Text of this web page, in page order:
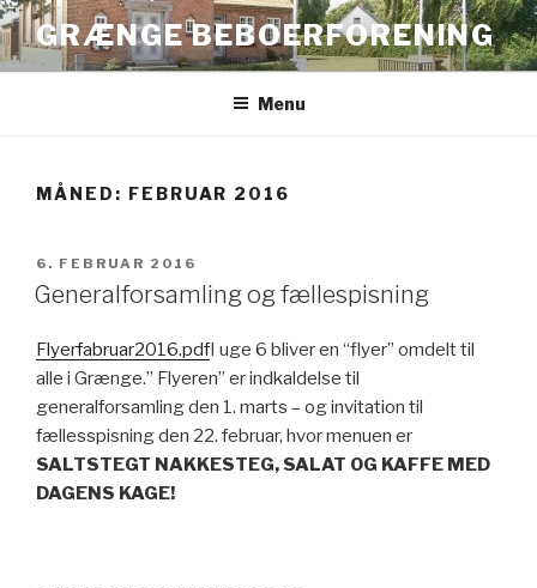
Videre
til
indhold
GRÆNGE BEBOERFORENING
Menu
MÅNED: FEBRUAR 2016
UDGIVET
DEN
6. FEBRUAR 2016
Generalforsamling og fællespisning
Flyerfabruar2016.pdfI uge 6 bliver en “flyer” omdelt til
alle i Grænge.” Flyeren” er indkaldelse til
generalforsamling den 1. marts – og invitation til
fællesspisning den 22. februar, hvor menuen er
SALTSTEGT NAKKESTEG, SALAT OG KAFFE MED
DAGENS KAGE!